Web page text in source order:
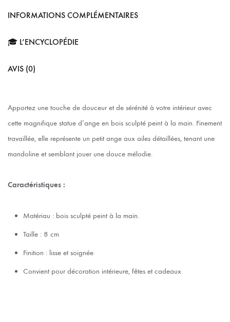
INFORMATIONS COMPLÉMENTAIRES
🎓 L’ENCYCLOPÉDIE
AVIS (0)
Apportez une touche de douceur et de sérénité à votre intérieur avec
cette magnifique statue d’ange en bois sculpté peint à la main. Finement
travaillée, elle représente un petit ange aux ailes détaillées, tenant une
mandoline et semblant jouer une douce mélodie.
Caractéristiques :
Matériau : bois sculpté peint à la main.
Taille : 8 cm
Finition : lisse et soignée
Convient pour décoration intérieure, fêtes et cadeaux